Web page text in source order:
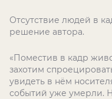
Отсутствие людей в
решение автора.
«Поместив в кадр
захотим
увидеть в нём
событий уже умерли.